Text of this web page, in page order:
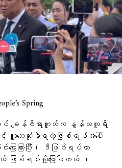
Spring
င် ချန်ဗီရာကူလ်က နွန်သဘူရီ
ာင့် လူသေဆုံးခဲ့ရတဲ့ဖြစ်ရပ်အပေါ်
ြောကြားပြီး၊ ဒီဖြစ်ရပ်ဟာ
ြစ်ရပ်လို့​ပြောပါတယ် ။